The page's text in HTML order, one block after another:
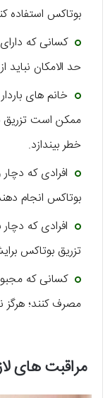
بوتاکس استفاده
کسانی که
حد الامکان نباید
خانم های
ممکن است تزریق
خطر بیندازد.
افرادی که
بوتاکس انجام
افرادی که
تزریق بوتاکس
کسانی که
مصرف کنند؛ هرگز
مراقبت های